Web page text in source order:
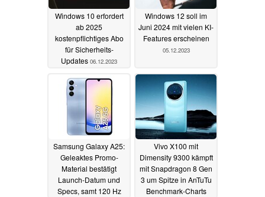
Windows 10 erfordert
ab 2025
kostenpflichtiges Abo
für Sicherheits-
Updates 06.12.2023
Windows 12 soll im
Juni 2024 mit vielen KI-
Features erscheinen
05.12.2023
Samsung Galaxy A25:
Geleaktes Promo-
Material bestätigt
Launch-Datum und
Specs, samt 120 Hz
Vivo X100 mit
Dimensity 9300 kämpft
mit Snapdragon 8 Gen
3 um Spitze in AnTuTu
Benchmark-Charts